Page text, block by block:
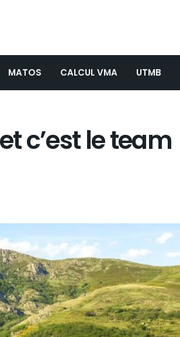
MATOS CALCUL VMA UTMB
c’est le team